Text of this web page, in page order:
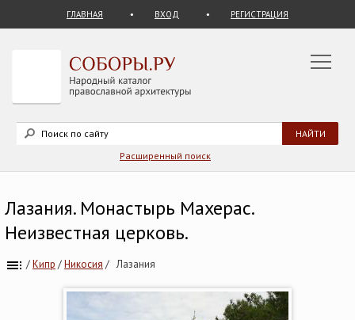
ГЛАВНАЯ ВХОД РЕГИСТРАЦИЯ
Расширенный поиск
Лазания. Монастырь Махерас.
Неизвестная церковь.
/Кипр /Никосия / Лазания